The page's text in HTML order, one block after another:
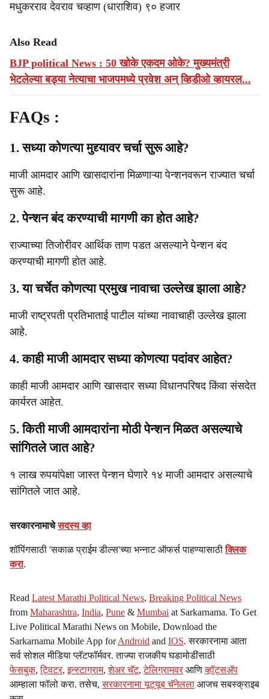
मधुकरराव देवराव चव्हाण (धाराशिव) ९० हजार
Also Read
BJP political News : 50 खोके एकदम ओके? मुख्यमंत्री
भेटलेल्या बड्या नेत्याचा भाजपमध्ये प्रवेश अन् व्हिडीओ व्हायरल...
FAQs :
1. सध्या कोणत्या मुद्द्यावर चर्चा सुरू आहे?
माजी आमदार आणि खासदारांना मिळणाऱ्या पेन्शनवरून राज्यात चर्चा
सुरू आहे.
2. पेन्शन बंद करण्याची मागणी का होत आहे?
राज्याच्या तिजोरीवर आर्थिक ताण पडत असल्याने पेन्शन बंद
करण्याची मागणी होत आहे.
3. या चर्चेत कोणत्या प्रमुख नावाचा उल्लेख झाला आहे?
माजी राष्ट्रपती प्रतिभाताई पाटील यांच्या नावाचाही उल्लेख झाला
आहे.
4. काही माजी आमदार सध्या कोणत्या पदांवर आहेत?
काही माजी आमदार आणि खासदार सध्या विधानपरिषद किंवा संसदेत
कार्यरत आहेत.
5. किती माजी आमदारांना मोठी पेन्शन मिळत असल्याचे
सांगितले जात आहे?
१ लाख रुपयांपेक्षा जास्त पेन्शन घेणारे १४ माजी आमदार असल्याचे
सांगितले जात आहे.
सरकारनामाचेसदस्य व्हा
शॉपिंगसाठी 'सकाळ प्राईम डील्स'च्या भन्नाट ऑफर्स पाहण्यासाठीक्लिक
करा.
Read Latest Marathi Political News, Breaking Political News
from Maharashtra, India, Pune & Mumbai at Sarkarnama. To Get
Live Political Marathi News on Mobile, Download the
Sarkarnama Mobile App forAndroid and IOS. सरकारनामा आता
सर्व सोशल मीडिया प्लॅटफॉर्मवर. ताज्या राजकीय घडामोडींसाठी
फेसबुक,ट्विटर,इन्स्टाग्राम,शेअर चॅट,टेलिग्रामवर आणिव्हॉट्सॲप
आम्हाला फॉलो करा. तसेच,सरकारनामा यूट्यूब चॅनेलला आजच सबस्क्राइब